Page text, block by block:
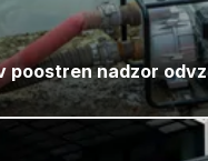
poostren nadzor